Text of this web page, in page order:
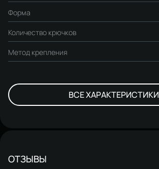
Форма
Количество крючков
Метод крепления
ВСЕ ХАРАКТЕРИСТИКИ
ОТЗЫВЫ